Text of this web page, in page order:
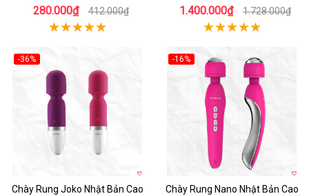
Hưởng
280.000₫ 412.000₫
matxa kích thích
1.400.000₫ 1.728.000₫
-36%
Chày Rung Joko Nhật Bản Cao
-16%
Chày Rung Nano Nhật Bản Cao